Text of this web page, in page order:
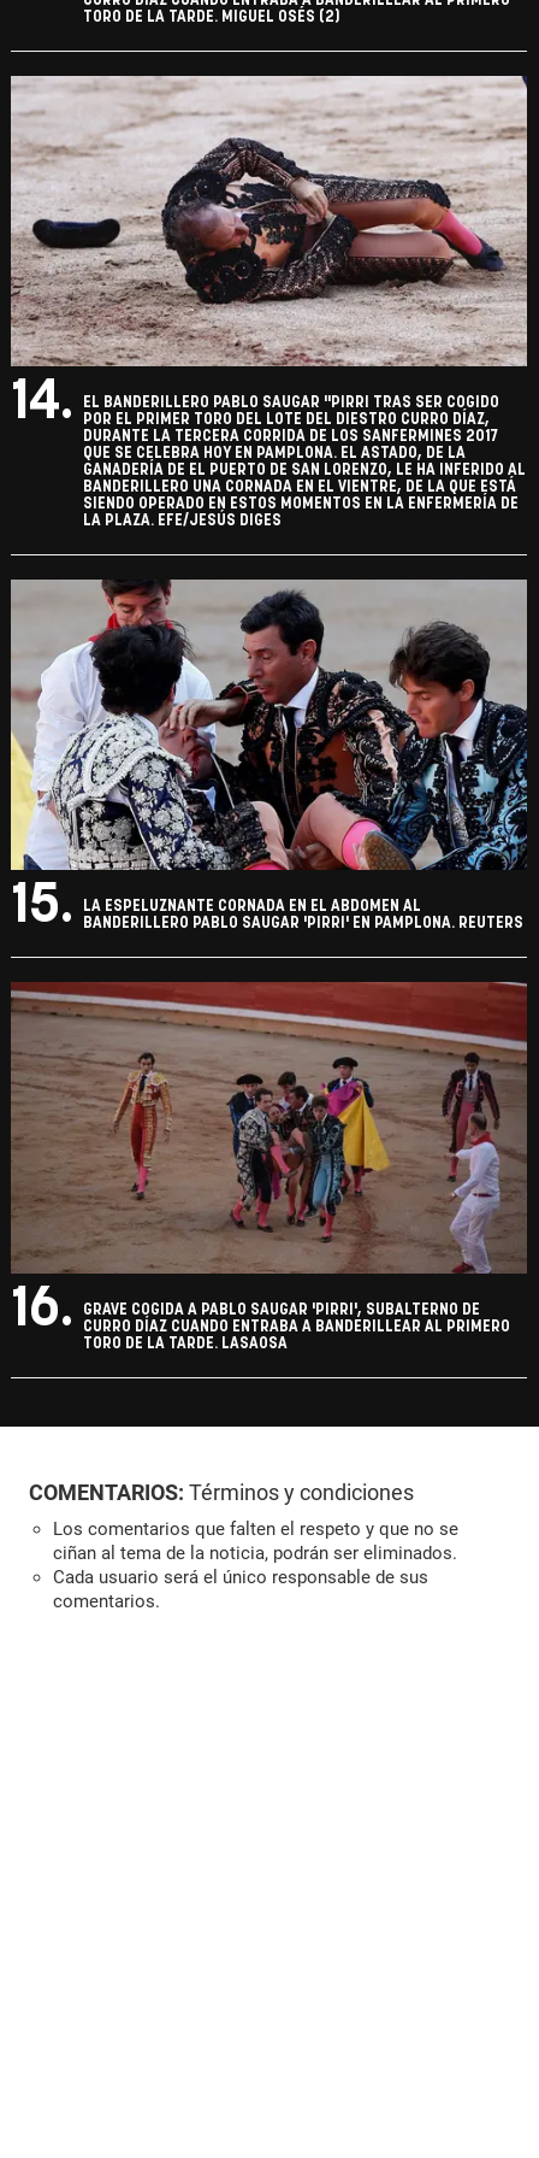
TORO DE LA TARDE. MIGUEL OSÉS (2)
14.
EL BANDERILLERO PABLO SAUGAR "PIRRI TRAS SER COGIDO
POR EL PRIMER TORO DEL LOTE DEL DIESTRO CURRO DÍAZ,
DURANTE LA TERCERA CORRIDA DE LOS SANFERMINES 2017
QUE SE CELEBRA HOY EN PAMPLONA. EL ASTADO, DE LA
GANADERÍA DE EL PUERTO DE SAN LORENZO, LE HA INFERIDO AL
BANDERILLERO UNA CORNADA EN EL VIENTRE, DE LA QUE ESTÁ
SIENDO OPERADO EN ESTOS MOMENTOS EN LA ENFERMERÍA DE
LA PLAZA. EFE/JESÚS DIGES
15.
LA ESPELUZNANTE CORNADA EN EL ABDOMEN AL
BANDERILLERO PABLO SAUGAR 'PIRRI' EN PAMPLONA. REUTERS
16.
GRAVE COGIDA A PABLO SAUGAR 'PIRRI', SUBALTERNO DE
CURRO DÍAZ CUANDO ENTRABA A BANDERILLEAR AL PRIMERO
TORO DE LA TARDE. LASAOSA
COMENTARIOS: Términos y condiciones
Los comentarios que falten el respeto y que no se
ciñan al tema de la noticia, podrán ser eliminados.
Cada usuario será el único responsable de sus
comentarios.